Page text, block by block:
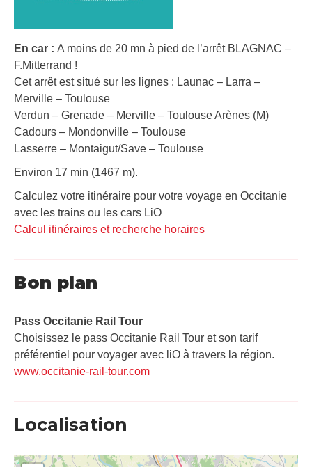
En car : A moins de 20 mn à pied de l’arrêt BLAGNAC –
F.Mitterrand !
Cet arrêt est situé sur les lignes : Launac – Larra –
Merville – Toulouse
Verdun – Grenade – Merville – Toulouse Arènes (M)
Cadours – Mondonville – Toulouse
Lasserre – Montaigut/Save – Toulouse
Environ 17 min (1467 m).
Calculez votre itinéraire pour votre voyage en Occitanie
avec les trains ou les cars LiO
Calcul itinéraires et recherche horaires
Bon plan
Pass Occitanie Rail Tour​
Choisissez le pass Occitanie Rail Tour et son tarif
préférentiel pour voyager avec liO à travers la région.
www.occitanie-rail-tour.com
Localisation